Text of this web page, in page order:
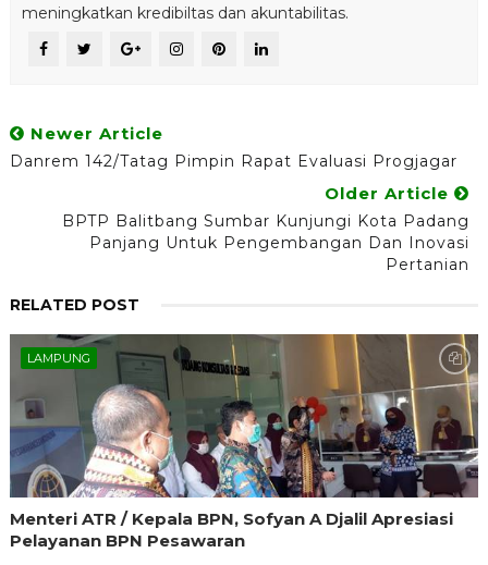
meningkatkan kredibiltas dan akuntabilitas.
Newer Article
Danrem 142/Tatag Pimpin Rapat Evaluasi Progjagar
Older Article
BPTP Balitbang Sumbar Kunjungi Kota Padang
Panjang Untuk Pengembangan Dan Inovasi
Pertanian
RELATED POST
LAMPUNG
Menteri ATR / Kepala BPN, Sofyan A Djalil Apresiasi
Pelayanan BPN Pesawaran